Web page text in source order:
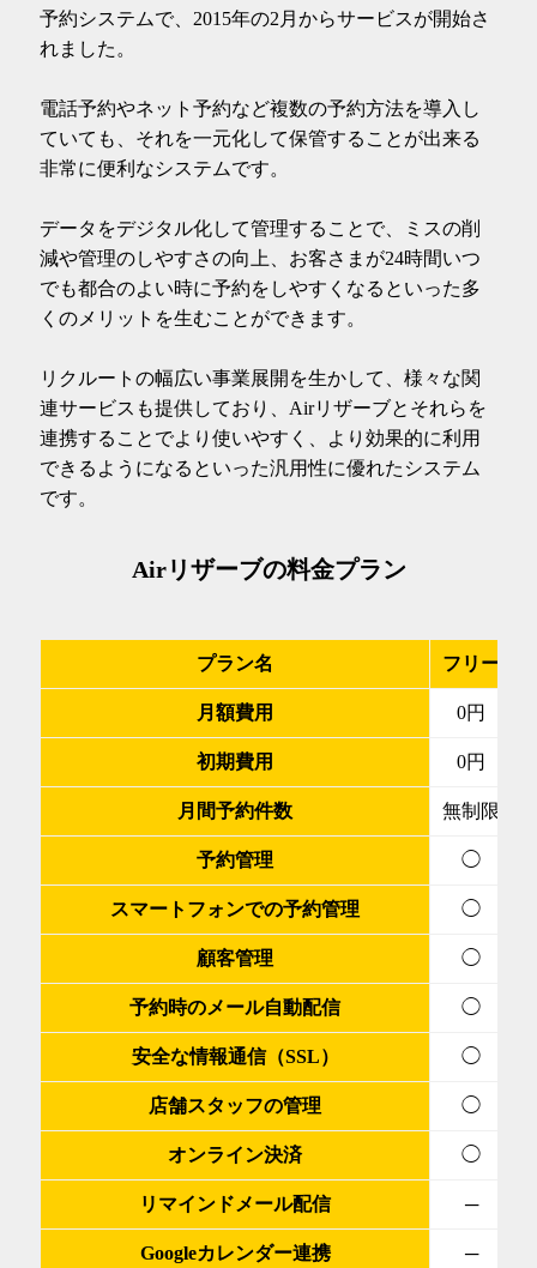
予約システムで、2015年の2月からサービスが開始さ
れました。
電話予約やネット予約など複数の予約方法を導入し
ていても、それを一元化して保管することが出来る
非常に便利なシステムです。
データをデジタル化して管理することで、ミスの削
減や管理のしやすさの向上、お客さまが24時間いつ
でも都合のよい時に予約をしやすくなるといった多
くのメリットを生むことができます。
リクルートの幅広い事業展開を生かして、様々な関
連サービスも提供しており、Airリザーブとそれらを
連携することでより使いやすく、より効果的に利用
できるようになるといった汎用性に優れたシステム
です。
Airリザーブの料金プラン
プラン名 フリー
月額費用 0円
初期費用 0円
月間予約件数 無制限
予約管理 ◯
スマートフォンでの予約管理 ◯
顧客管理 ◯
予約時のメール自動配信 ◯
安全な情報通信（SSL） ◯
店舗スタッフの管理 ◯
オンライン決済 ◯
リマインドメール配信 ─
Googleカレンダー連携 ─